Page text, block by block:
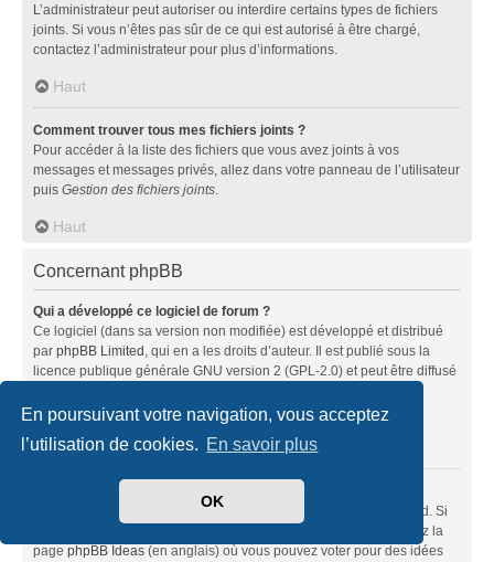
En poursuivant votre navigation, vous acceptez
l’utilisation de cookies. En savoir plus
OK
L’administrateur peut autoriser ou interdire certains types de fichiers
joints. Si vous n’êtes pas sûr de ce qui est autorisé à être chargé,
contactez l’administrateur pour plus d’informations.
Haut
Comment trouver tous mes fichiers joints ?
Pour accéder à la liste des fichiers que vous avez joints à vos
messages et messages privés, allez dans votre panneau de l’utilisateur
puis Gestion des fichiers joints.
Haut
Concernant phpBB
Qui a développé ce logiciel de forum ?
Ce logiciel (dans sa version non modifiée) est développé et distribué
par phpBB Limited, qui en a les droits d’auteur. Il est publié sous la
licence publique générale GNU version 2 (GPL-2.0) et peut être diffusé
À propos de phpBB» (en anglais).
Haut
Ce logiciel a été développé et mis sous licence par phpBB Limited. Si
vous pensez qu’une fonctionnalité nécessite d’être ajoutée, visitez la
page phpBB Ideas (en anglais) où vous pouvez voter pour des idées